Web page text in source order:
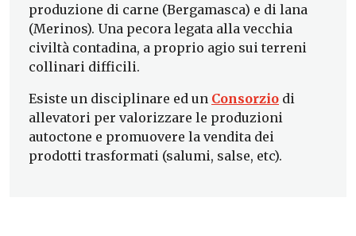
produzione di carne (Bergamasca) e di lana
(Merinos). Una pecora legata alla vecchia
civiltà contadina, a proprio agio sui terreni
collinari difficili.
Esiste un disciplinare ed un Consorzio di
allevatori per valorizzare le produzioni
autoctone e promuovere la vendita dei
prodotti trasformati (salumi, salse, etc).